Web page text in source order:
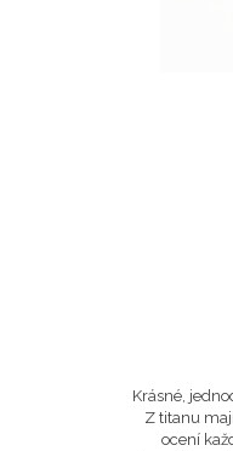
Krásné,
Z titanu
ocení